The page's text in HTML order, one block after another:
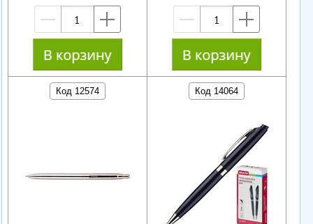
— —
Код 12574 Код 14064